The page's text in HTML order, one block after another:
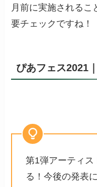
月前に実施されるこ
要チェックですね！
ぴあフェス2021
第1弾アーティ
る！今後の発表